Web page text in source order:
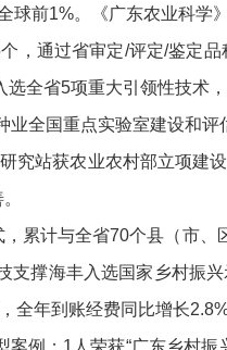
球前1%。《广东农业科
，通过省审定/评定/鉴定
全省5项重大引领性技术
业全国重点实验室建设和评
究站获农业农村部立项
，累计与全省70个县（市、
撑海丰入选国家乡村振
年到账经费同比增长
例；1人荣获“广东乡村